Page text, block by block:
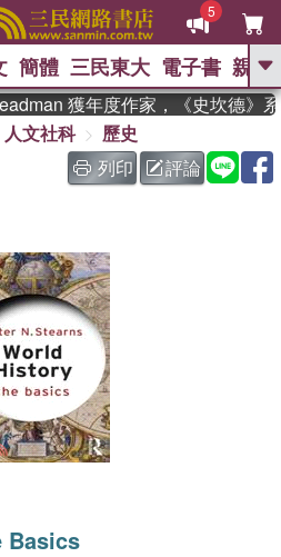
5
GO
熱搜： 東野圭吾 、
、 如果歷史是一群喵 、 暑期
國際布克獎 臺灣漫遊錄 、 方
簡體 三民東大 電子書 親子
獲年度作家，《史坎德》系
人文社科
歷史
列印
評論
Basics